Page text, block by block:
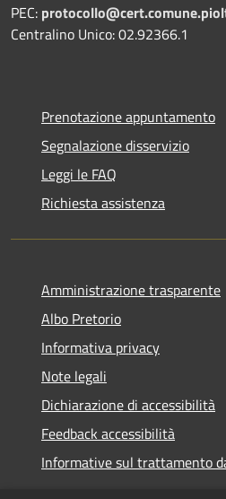
PEC:
Centralino Unico: 02.92366.1
Prenotazione appuntamento
Segnalazione disservizio
Leggi le FAQ
Richiesta assistenza
Amministrazione trasparente
Albo Pretorio
Informativa privacy
Note legali
Dichiarazione di accessibilità
Feedback accessibilità
Informative sul trattamento